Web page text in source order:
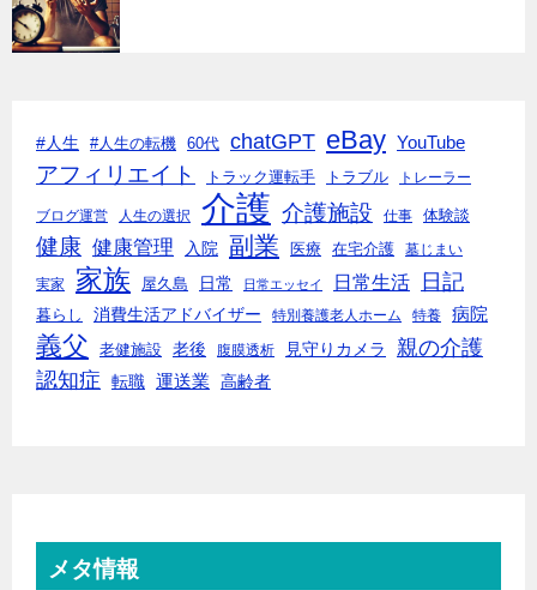
#人生 #人生の転機 60代 chatGPT eBay YouTube
アフィリエイト トラック運転手 トラブル トレーラー
ブログ運営 人生の選択 介護 介護施設 仕事 体験談
健康 健康管理 入院 副業 医療 在宅介護 墓じまい
実家 家族 屋久島 日常 日常エッセイ 日常生活 日記
暮らし 消費生活アドバイザー 特別養護老人ホーム 特養 病院
義父 老健施設 老後 腹膜透析 見守りカメラ
親の介護
認知症
転職 運送業 高齢者
メタ情報